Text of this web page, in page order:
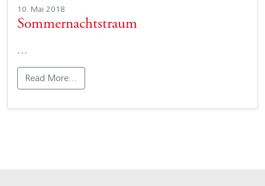
10. Mai 2018
Sommernachtstraum
…
Read More…